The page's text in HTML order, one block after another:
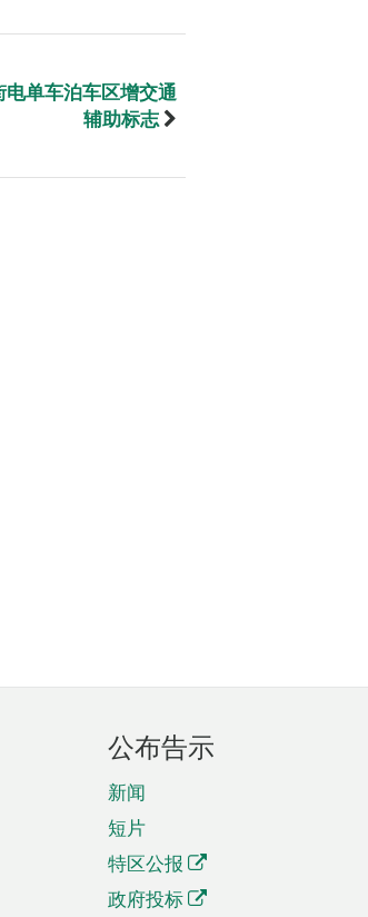
电单车泊车区增交通
辅助标志
公布告示
新闻
短片
特区公报
政府投标